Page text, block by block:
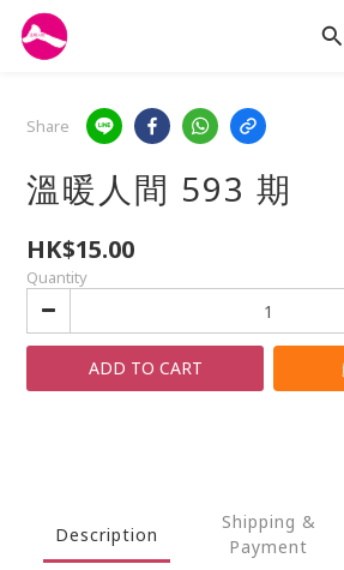
Share
溫暖人間 593 期
HK$15.00
Quantity
ADD TO CART
Description
Shipping &
Payment